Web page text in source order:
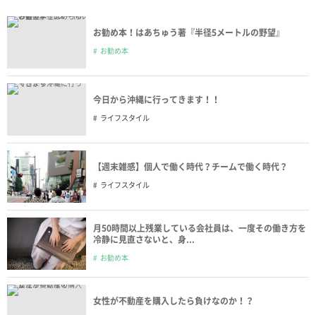
お勧め本！はあちゅう著『半径5メートルの野望』
お勧め本
今日から沖縄に行ってきます！！
ライフスタイル
【週末雑感】個人で働く時代？チームで働く時代？
ライフスタイル
月50時間以上残業している会社員は、一度その働き方を
冷静に見直さないと、身...
お勧め本
女性が不動産を購入したら負けなのか！？